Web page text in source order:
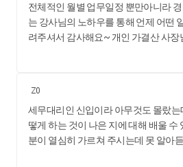
전체적인 월별 업무일정 뿐만아니라
는 강사님의 노하우를 통해 언제 어떤
려주셔서 감사해요~ 개인 가결산 사장
Z0
세무대리인 신입이라 아무것도 몰랐는
떻게 하는 것이 나은 지에 대해 배울 수
분이 열심히 가르쳐 주시는데 못 알아듣
아 막막하기만 한데 조금이나마 숨쉴